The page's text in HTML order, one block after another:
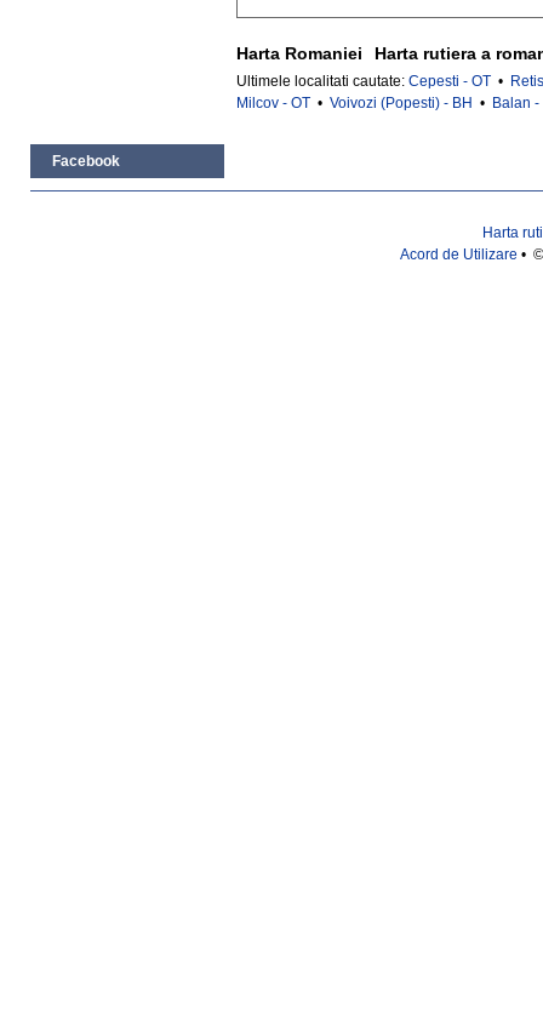
Facebook
Harta Romaniei Harta rutiera a
Ultimele localitati cautate: Cepesti - OT •
Milcov - OT • Voivozi (Popesti) - BH • Balan -
Harta
Acord de Utilizare •